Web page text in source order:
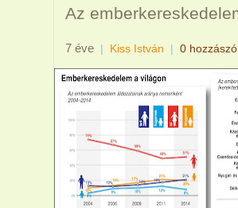
Az
7 éve | Kiss István | 0